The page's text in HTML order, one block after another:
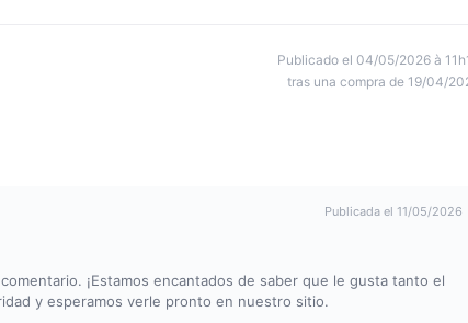
Publicado el 04/05/2026 à
tras una compra de 19/04/
Publicada el 11/05/2026
¡Estamos encantados de saber que le gusta tanto el
y esperamos verle pronto en nuestro sitio.